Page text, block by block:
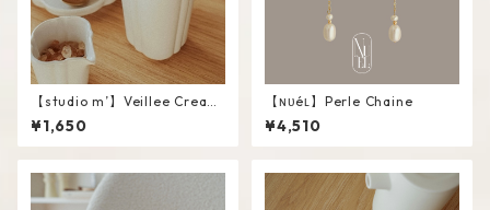
【studio m’】Veillee Cream
er #White / L
¥1,650
【ɴᴜéʟ】Perle Chaine
¥4,510